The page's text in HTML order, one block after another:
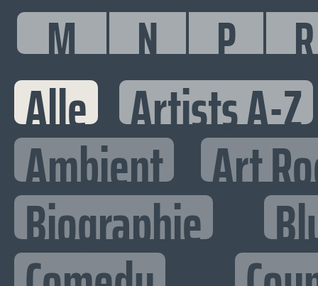
M
N P R
Alle Artists A-Z
Ambient Art
Biographie